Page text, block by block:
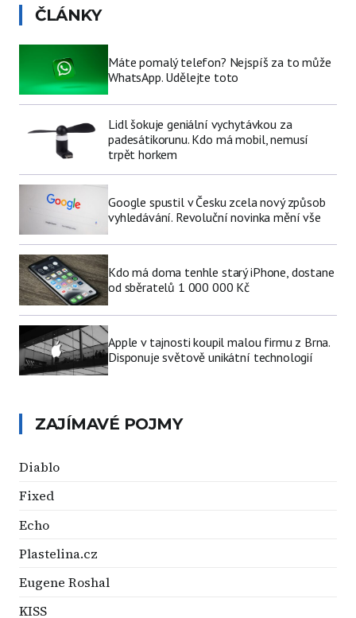
ČLÁNKY
Máte pomalý telefon? Nejspíš za to může
WhatsApp. Udělejte toto
Lidl šokuje geniální vychytávkou za
padesátikorunu. Kdo má mobil, nemusí
trpět horkem
Google spustil v Česku zcela nový způsob
vyhledávání. Revoluční novinka mění vše
Kdo má doma tenhle starý iPhone, dostane
od sběratelů 1 000 000 Kč
Apple v tajnosti koupil malou firmu z Brna.
Disponuje světově unikátní technologií
ZAJÍMAVÉ POJMY
Diablo
Fixed
Echo
Plastelina.cz
Eugene Roshal
KISS